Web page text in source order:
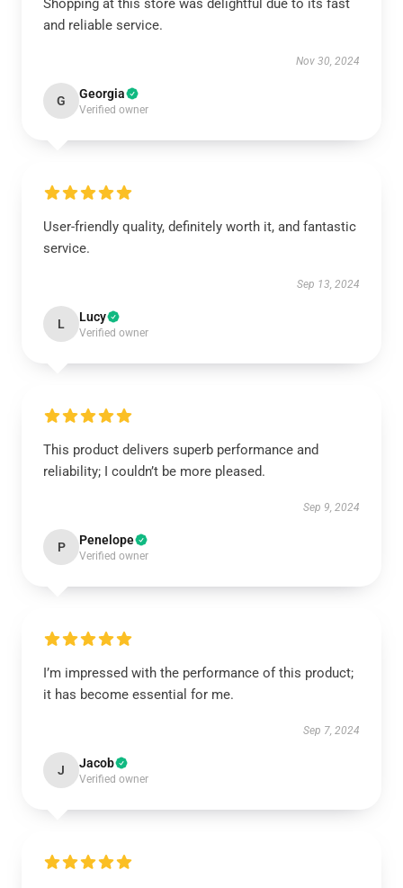
Shopping at this store was delightful due to its fast
and reliable service.
Nov 30, 2024
G Georgia
Verified owner
User-friendly quality, definitely worth it, and fantastic
service.
Sep 13, 2024
L Lucy
Verified owner
This product delivers superb performance and
reliability; I couldn’t be more pleased.
Sep 9, 2024
P Penelope
Verified owner
I’m impressed with the performance of this product;
it has become essential for me.
Sep 7, 2024
J Jacob
Verified owner